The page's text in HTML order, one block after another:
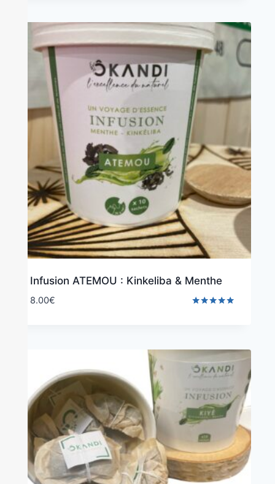
Infusion ATEMOU : Kinkeliba & Menthe
8.00€